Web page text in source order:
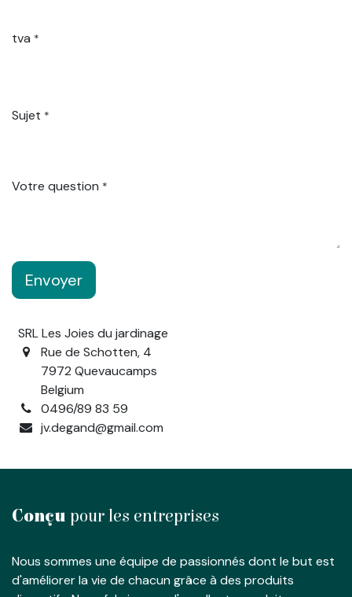
tva *
Sujet *
Votre question *
Envoyer
SRL Les Joies du jardinage
Rue de Schotten, 4
7972 Quevaucamps
Belgium
0496/89 83 59
jv.degand@gmail.com
Conçu pour les entreprises
Nous sommes une équipe de passionnés dont le but est
d'améliorer la vie de chacun grâce à des produits